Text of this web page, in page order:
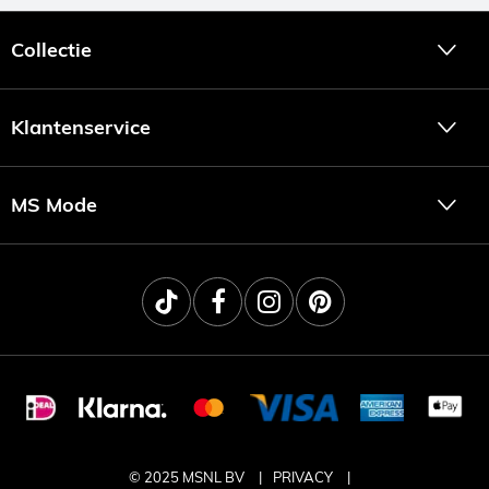
Collectie
Klantenservice
MS Mode
© 2025 MSNL BV
PRIVACY